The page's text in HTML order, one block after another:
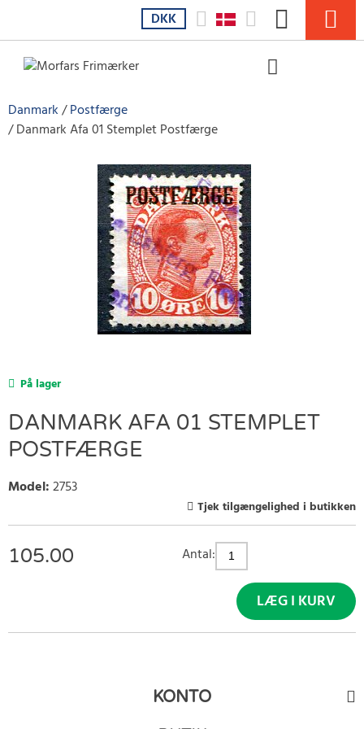
DKK
Danmark
Postfærge
Danmark Afa 01 Stemplet Postfærge
På lager
DANMARK AFA 01 STEMPLET
POSTFÆRGE
Model:2753
Tjek tilgængelighed i butikken
105.00 Antal:
LÆG I KURV
KONTO